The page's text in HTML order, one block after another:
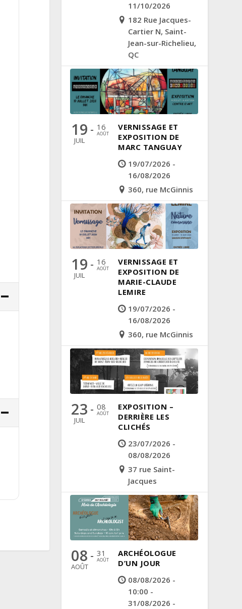
11/10/2026
182 Rue Jacques-
Cartier N, Saint-
Jean-sur-Richelieu,
QC
19
JUIL
- 16
AOÛT
VERNISSAGE ET
EXPOSITION DE
MARC TANGUAY
19/07/2026 -
16/08/2026
360, rue McGinnis
19
JUIL
- 16
AOÛT
VERNISSAGE ET
EXPOSITION DE
MARIE-CLAUDE
LEMIRE
19/07/2026 -
16/08/2026
360, rue McGinnis
23
JUIL
- 08
AOÛT
EXPOSITION –
DERRIÈRE LES
CLICHÉS
23/07/2026 -
08/08/2026
37 rue Saint-
Jacques
08
AOÛT
- 31
AOÛT
ARCHÉOLOGUE
D’UN JOUR
08/08/2026 -
10:00 -
31/08/2026 -